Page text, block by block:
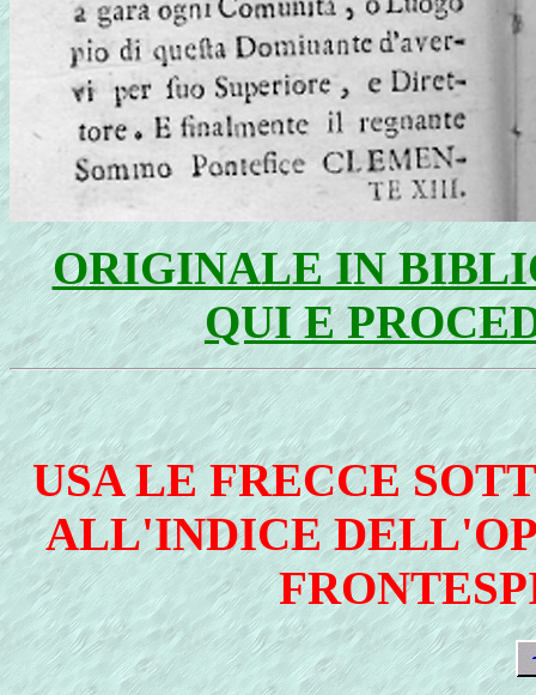
ORIGINALE IN
QUI E
USA LE FRECCE
ALL'INDICE